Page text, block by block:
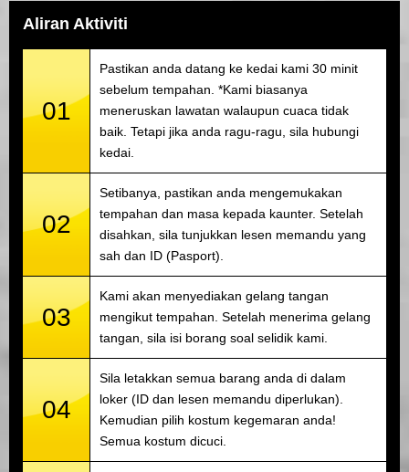
Aliran Aktiviti
01
Pastikan anda datang ke kedai kami 30 minit
sebelum tempahan. *Kami biasanya
meneruskan lawatan walaupun cuaca tidak
baik. Tetapi jika anda ragu-ragu, sila hubungi
kedai.
02
Setibanya, pastikan anda mengemukakan
tempahan dan masa kepada kaunter. Setelah
disahkan, sila tunjukkan lesen memandu yang
sah dan ID (Pasport).
03
Kami akan menyediakan gelang tangan
mengikut tempahan. Setelah menerima gelang
tangan, sila isi borang soal selidik kami.
04
Sila letakkan semua barang anda di dalam
loker (ID dan lesen memandu diperlukan).
Kemudian pilih kostum kegemaran anda!
Semua kostum dicuci.